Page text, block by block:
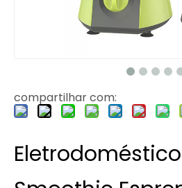
compartilhar com: